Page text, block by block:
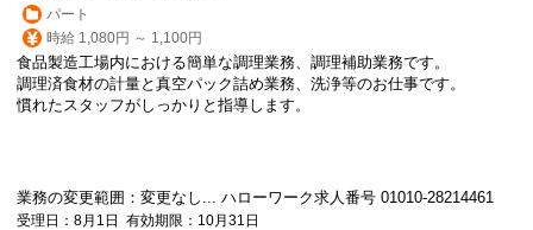
パート
時給 1,080円 ～ 1,100円
食品製造工場内における簡単な調理業務、調理補助業務です。
調理済食材の計量と真空パック詰め業務、洗浄等のお仕事です。
慣れたスタッフがしっかりと指導します。
業務の変更範囲：変更なし... ハローワーク求人番号 01010-28214461
受理日：8月1日 有効期限：10月31日